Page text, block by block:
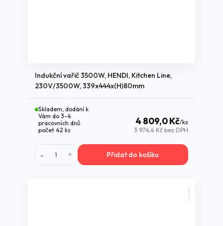
Indukční vařič 3500W, HENDI, Kitchen Line,
230V/3500W, 339x444x(H)80mm
4 809,0 Kč/ks
3 974,4 Kč bez DPH
Skladem, dodání k
Vám do 3-4
pracovních dnů
počet 42 ks
Přidat do košíku